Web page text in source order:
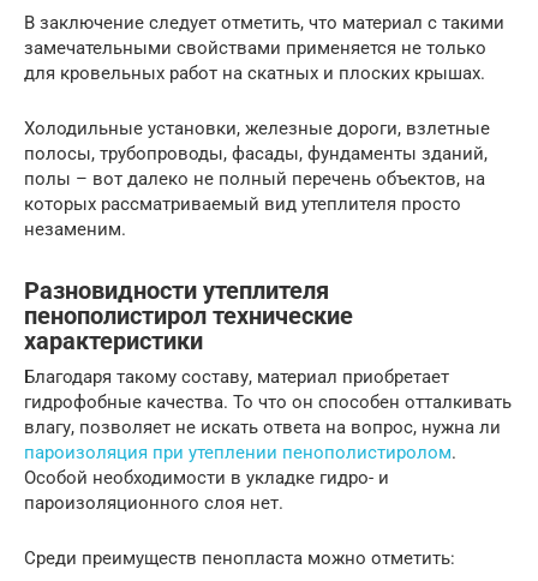
В заключение следует отметить, что материал с такими
замечательными свойствами применяется не только
для кровельных работ на скатных и плоских крышах.
Холодильные установки, железные дороги, взлетные
полосы, трубопроводы, фасады, фундаменты зданий,
полы – вот далеко не полный перечень объектов, на
которых рассматриваемый вид утеплителя просто
незаменим.
Разновидности утеплителя
пенополистирол технические
характеристики
Благодаря такому составу, материал приобретает
гидрофобные качества. То что он способен отталкивать
влагу, позволяет не искать ответа на вопрос, нужна ли
пароизоляция при утеплении пенополистиролом.
Особой необходимости в укладке гидро- и
пароизоляционного слоя нет.
Среди преимуществ пенопласта можно отметить: